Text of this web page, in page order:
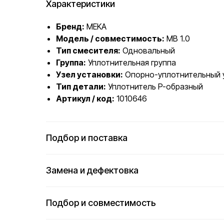
Характеристики
Бренд: MEKA
Модель / совместимость: MB 1.0
Тип смесителя: Одновальный
Группа: Уплотнительная группа
Узел установки: Опорно-уплотнительный
Тип детали: Уплотнитель P-образный
Артикул / код: 1010646
Подбор и поставка
Замена и дефектовка
Подбор и совместимость